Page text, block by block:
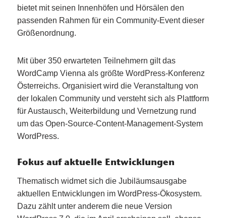
bietet mit seinen Innenhöfen und Hörsälen den
passenden Rahmen für ein Community-Event dieser
Größenordnung.
Mit über 350 erwarteten Teilnehmern gilt das
WordCamp Vienna als größte WordPress-Konferenz
Österreichs. Organisiert wird die Veranstaltung von
der lokalen Community und versteht sich als Plattform
für Austausch, Weiterbildung und Vernetzung rund
um das Open-Source-Content-Management-System
WordPress.
Fokus auf aktuelle Entwicklungen
Thematisch widmet sich die Jubiläumsausgabe
aktuellen Entwicklungen im WordPress-Ökosystem.
Dazu zählt unter anderem die neue Version